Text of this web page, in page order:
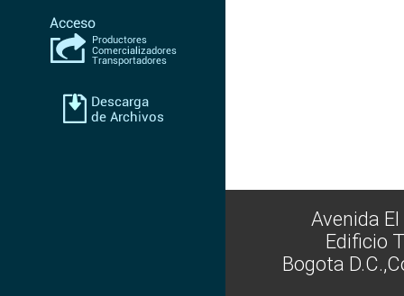
Avenida
Edificio
Bogota